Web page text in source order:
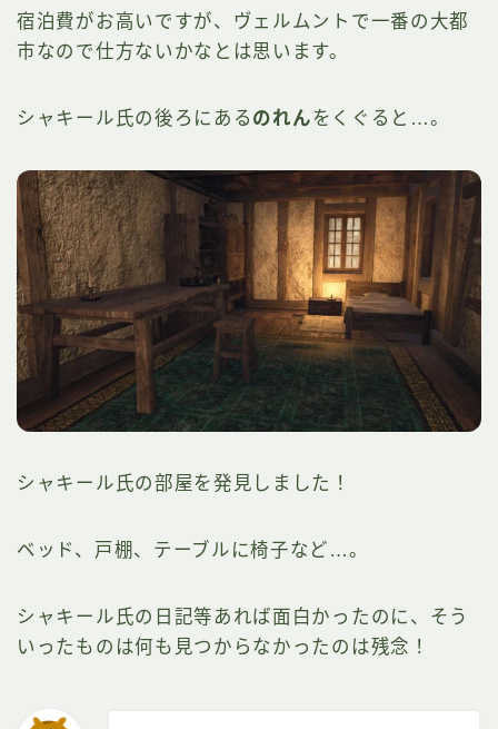
宿泊費がお高いですが、ヴェルムントで一番の大都
市なので仕方ないかなとは思います。
シャキール氏の後ろにある のれんをくぐると…。
シャキール氏の部屋を発見しました！
ベッド、戸棚、テーブルに椅子など…。
シャキール氏の日記等あれば面白かったのに、そう
いったものは何も見つからなかったのは残念！